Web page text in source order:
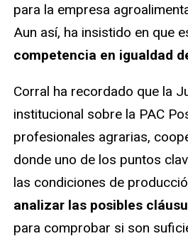
para la empresa
Aun así, ha insistido en que
competencia en igualdad
Corral ha recordado que la
institucional sobre la PAC
profesionales agrarias,
donde uno de los puntos
las condiciones de
analizar las posibles
para comprobar si son